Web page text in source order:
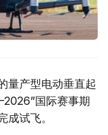
量产型电动垂直起
国际赛事期
试飞。